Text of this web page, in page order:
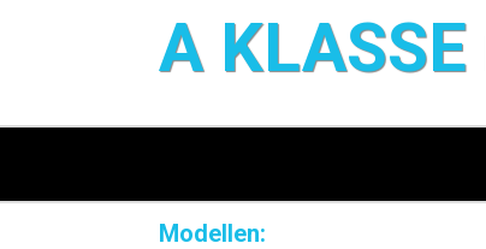
A KLASSE
Modellen: